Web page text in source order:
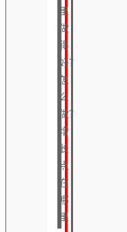
里
做
得
好？
怎
么
做？
增
长
点
在
哪
里